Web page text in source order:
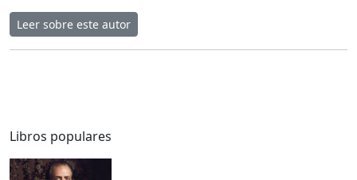
Leer sobre este autor
Libros populares